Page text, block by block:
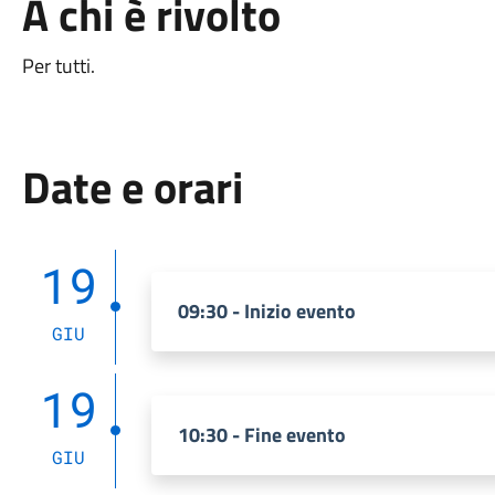
A chi è rivolto
Per tutti.
Date e orari
19
GIU
09:30 - Inizio evento
19
GIU
10:30 - Fine evento